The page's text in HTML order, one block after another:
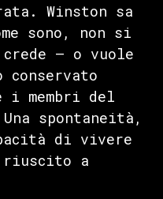
Winston sa
sono, non si
— o vuole
conservato
i membri del
spontaneità,
di vivere
a